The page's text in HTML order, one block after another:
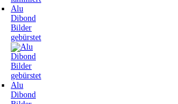
Alu
Dibond
Bilder
gebürstet
Alu
Dibond